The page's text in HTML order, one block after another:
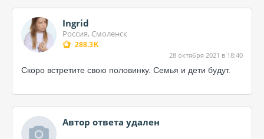
Ingrid
Россия, Смоленск
288.3K
28 октября 2021 в 18:40
Скоро встретите свою половинку. Семья и дети будут.
Автор ответа удален